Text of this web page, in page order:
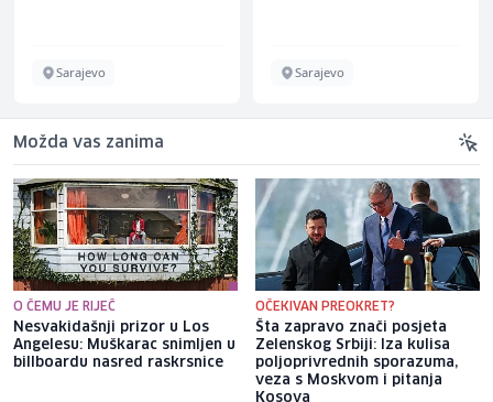
Sarajevo Sarajevo
Možda vas zanima
O ČEMU JE RIJEČ
Nesvakidašnji prizor u Los
Angelesu: Muškarac snimljen u
billboardu nasred raskrsnice
OČEKIVAN PREOKRET?
Šta zapravo znači posjeta
Zelenskog Srbiji: Iza kulisa
poljoprivrednih sporazuma,
veza s Moskvom i pitanja
Kosova